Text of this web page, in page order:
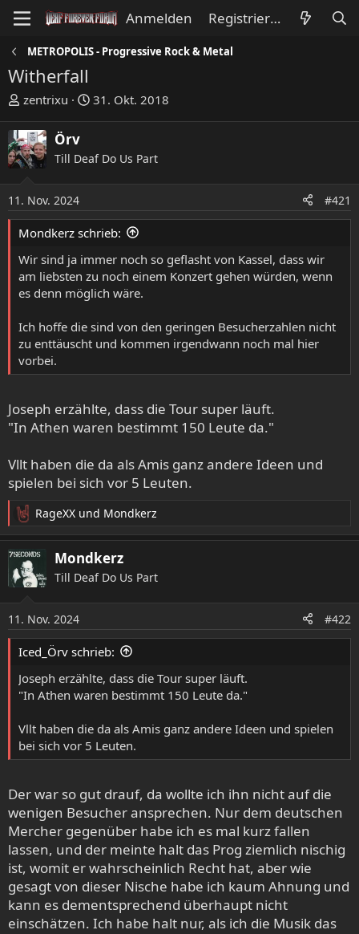
Anmelden Registrieren
METROPOLIS - Progressive Rock & Metal
Witherfall
E
s
t
e
l
e
r
zentrixu
E
e
l
t
a
31. Okt. 2018
Örv
Till Deaf Do Us Part
11. Nov. 2024 #421
Mondkerz schrieb:
Wir sind ja immer noch so geflasht von Kassel, dass wir
am liebsten zu noch einem Konzert gehen würden, wenn
es denn möglich wäre.
Ich hoffe die sind von den geringen Besucherzahlen nicht
zu enttäuscht und kommen irgendwann noch mal hier
vorbei.
Joseph erzählte, dass die Tour super läuft.
"In Athen waren bestimmt 150 Leute da."
Vllt haben die da als Amis ganz andere Ideen und
spielen bei sich vor 5 Leuten.
R
e
a
k
t
n
e
n
RageXX und Mondkerz
Mondkerz
Till Deaf Do Us Part
11. Nov. 2024 #422
Iced_Örv schrieb:
Joseph erzählte, dass die Tour super läuft.
"In Athen waren bestimmt 150 Leute da."
Vllt haben die da als Amis ganz andere Ideen und spielen
bei sich vor 5 Leuten.
Der war so gut drauf, da wollte ich ihn nicht auf die
wenigen Besucher ansprechen. Nur dem deutschen
Mercher gegenüber habe ich es mal kurz fallen
lassen, und der meinte halt das Prog ziemlich nischig
ist, womit er wahrscheinlich Recht hat, aber wie
gesagt von dieser Nische habe ich kaum Ahnung und
kann es dementsprechend überhaupt nicht
einschätzen. Ich habe halt nur, als ich die Musik das